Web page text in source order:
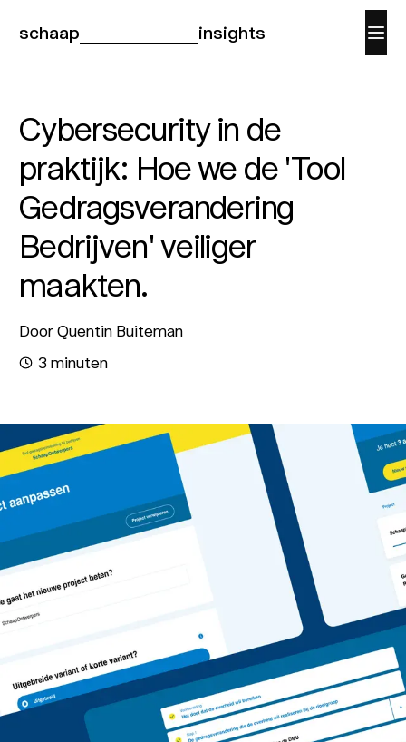
schaap insights
Cybersecurity in de
praktijk: Hoe we de 'Tool
Gedragsverandering
Bedrijven' veiliger
maakten.
Door Quentin Buiteman
3 minuten